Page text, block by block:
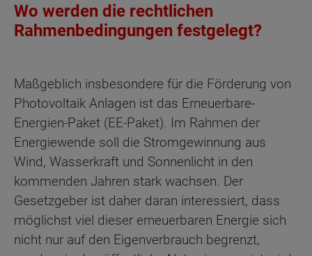
Wo werden die rechtlichen
Rahmenbedingungen festgelegt?
Maßgeblich insbesondere für die Förderung von
Photovoltaik Anlagen ist das Erneuerbare-
Energien-Paket (EE-Paket). Im Rahmen der
Energiewende soll die Stromgewinnung aus
Wind, Wasserkraft und Sonnenlicht in den
kommenden Jahren stark wachsen. Der
Gesetzgeber ist daher daran interessiert, dass
möglichst viel dieser erneuerbaren Energie sich
nicht nur auf den Eigenverbrauch begrenzt,